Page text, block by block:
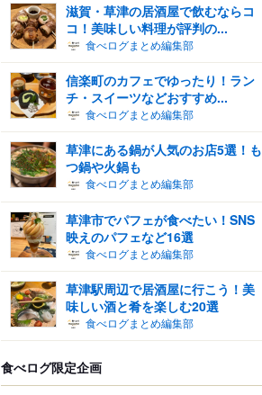
滋賀・草津の居酒屋で飲むならコ
コ！美味しい料理が評判の...
食べログまとめ編集部
信楽町のカフェでゆったり！ラン
チ・スイーツなどおすすめ...
食べログまとめ編集部
草津にある鍋が人気のお店5選！も
つ鍋や火鍋も
食べログまとめ編集部
草津市でパフェが食べたい！SNS
映えのパフェなど16選
食べログまとめ編集部
草津駅周辺で居酒屋に行こう！美
味しい酒と肴を楽しむ20選
食べログまとめ編集部
食べログ限定企画